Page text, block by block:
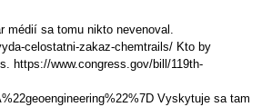
sa tomu nikto nevenoval.
celostatni-zakaz-chemtrails/ Kto by
https://www.congress.gov/bill/119th-
Vyskytuje sa tam